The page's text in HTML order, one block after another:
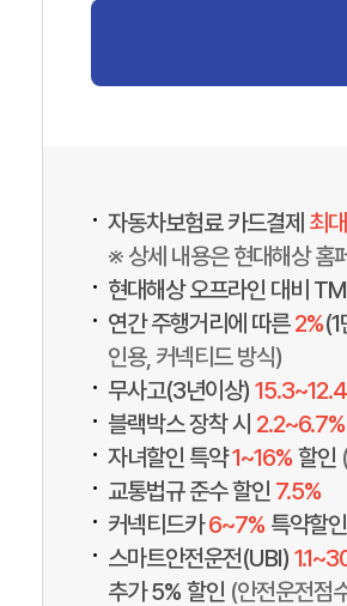
• 자동차보험료 카드결제 최
※ 상세 내용은 현대해상 홈
• 현대해상 오프라인 대비 TM
• 연간 주행거리에 따른2%
인용, 커넥티드 방식)
• 무사고(3년이상)
• 블랙박스 장착 시 2.2~6.7%
• 자녀할인 특약1~16% 할인
• 교통법규 준수 할인 7.5%
• 커넥티드카6~7% 특약할인
• 스마트안전운전(UBI)
추가 5% 할인 (안전운전점